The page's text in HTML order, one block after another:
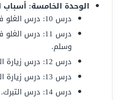
الوحدة الخامسة:
درس 10: درس الغلو في الأنبياء والصالحين.
درس 11: درس
وسلم.
درس 12: درس زيارة القبور واتخاذها مساجد.
درس 13: درس زيارة القبور واتخاذها مساجد.
درس 14: درس التبرك.